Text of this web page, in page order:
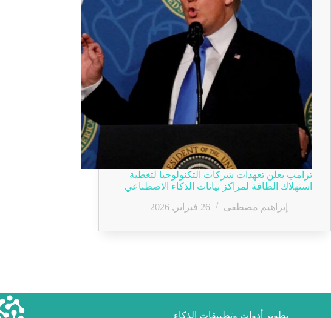
ترامب يعلن تعهدات شركات التكنولوجيا لتغطية
استهلاك الطاقة لمراكز بيانات الذكاء الاصطناعي
إبراهيم مصطفى
26 فبراير, 2026
تطوير أدوات وتطبيقات الذكاء